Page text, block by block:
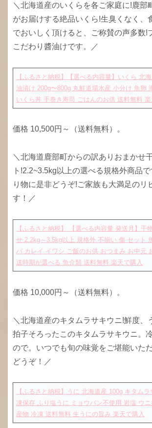
＼北海道産のいくらを各ご家庭に!鹿部
がお届けする絶品いくら!生臭くなく、
でおいしく頂けると、ご称賛の声多数!
こだわり醬油けです。／
【ふるさと納税】【選べる内容量】いくら 北
油漬け 200g〜800g 丸鮮道場水産 小分け 魚卵
いくら丼 手巻き寿司 ごはんのお供 送料無料
価格 10,500円～（送料無料）。
＼北海道鹿部町からの訳ありおまかせ
ト!2.2~3.5kg以上の選べる規格外商品
り物に是非どうぞ!ご家族も大満足のリ
す！／
【ふるさと納税】 【選べる内容量 発送月】干
せ 2.2kg～3.5kg以上 規格外 不揃い 傷 セット
バ カレイ イワシ ご飯のお供 おつまみ お中元
送時期が選べる 魚介類 送料無料 楽天で購入
価格 10,000円～（送料無料）。
＼北海道産のキタムラサキウニ!鮮度、
拍子そろったこのキタムラサキウニ。
ので。いつでも旬の味覚をご堪能いた
どうぞ！／
【ふるさと納税】うに 北海道産 100g キタム
凍保存 ふり塩うに ミョウバン不使用 岩塩 ウ
産物 冷凍 送料無料 生うにの旨み 楽天で購入